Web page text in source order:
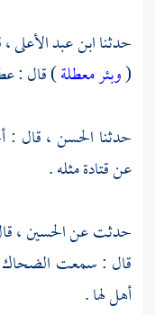
حدثناابن عبد الأعلى
(وبئر معطلة) قال :
حدثنا الحسن، قال :
عنقتادةمثله .
حدثت عنالحسين،
قال : سمعت الضحاك
أهل لها .